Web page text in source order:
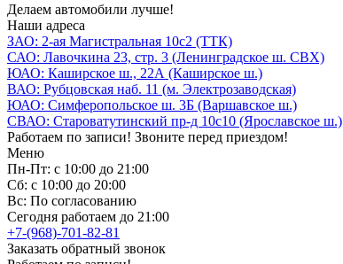
Делаем автомобили лучше!
Наши адреса
ЗАО: 2-ая Магистральная 10с2 (ТТК)
САО: Лавочкина 23, стр. 3 (Ленинградское ш. СВХ)
ЮАО: Каширское ш., 22А (Каширское ш.)
ВАО: Рубцовская наб. 11 (м. Электрозаводская)
ЮАО: Симферопольское ш. 3Б (Варшавское ш.)
СВАО: Староватутинский пр-д 10с10 (Ярославское ш.)
Работаем по записи! Звоните перед приездом!
Меню
Пн-Пт: с 10:00 до 21:00
Сб: с 10:00 до 20:00
Вс: По согласованию
Сегодня работаем до 21:00
+7-(968)-701-82-81
Заказать обратный звонок